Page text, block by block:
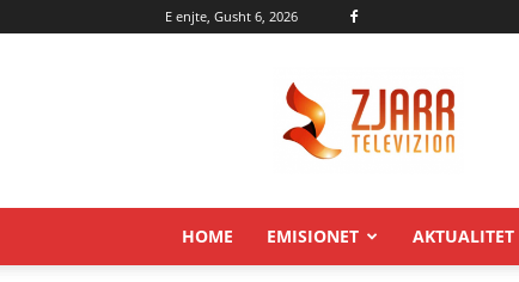
E enjte, Gusht 6, 2026
HOME EMISIONET AKTUALITET